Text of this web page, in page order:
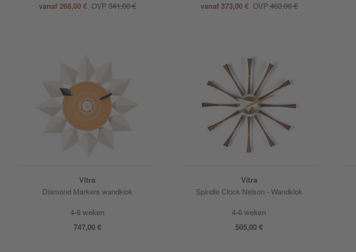
vanaf 268,00 € OVP 341,00 €
vanaf 373,00 € OVP463,00 €
Vitra
Diamond Markers wandklok
4-6 weken
747,00 €
Vitra
Spindle Clock Nelson - Wandklok
4-6 weken
505,00 €